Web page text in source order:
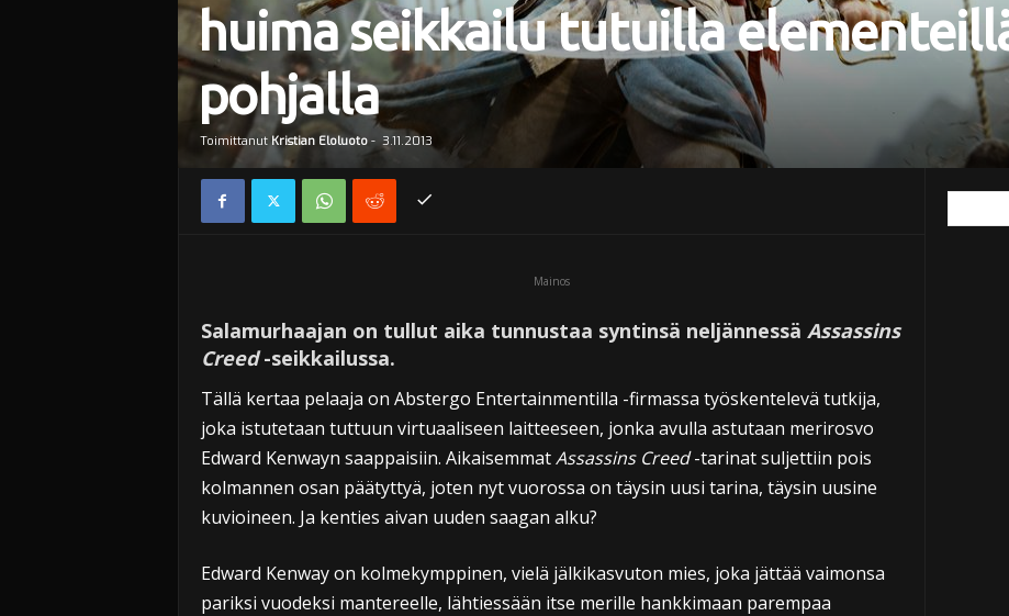
huima seikkailu tutuilla
pohjalla
Toimittanut Kristian Eloluoto- 3.11.2013
Mainos
Salamurhaajan on tullut aika tunnustaa syntinsä neljännessä Assassins
Creed-seikkailussa.
Tällä kertaa pelaaja on Abstergo Entertainmentilla -firmassa työskentelevä tutkija,
joka istutetaan tuttuun virtuaaliseen laitteeseen, jonka avulla astutaan merirosvo
Edward Kenwayn saappaisiin. AikaisemmatAssassins Creed-tarinat suljettiin pois
kolmannen osan päätyttyä, joten nyt vuorossa on täysin uusi tarina, täysin uusine
kuvioineen. Ja kenties aivan uuden saagan alku?
Edward Kenway on kolmekymppinen, vielä jälkikasvuton mies, joka jättää vaimonsa
pariksi vuodeksi mantereelle, lähtiessään itse merille hankkimaan parempaa